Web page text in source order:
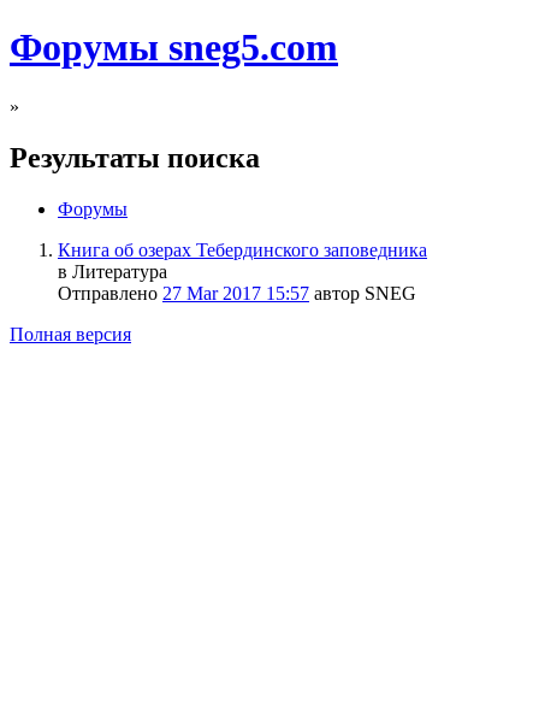
Форумы sneg5.com
»
Результаты поиска
Форумы
Книга об озерах Тебердинского заповедника
в Литература
Отправлено 27 Mar 2017 15:57 автор SNEG
Полная версия